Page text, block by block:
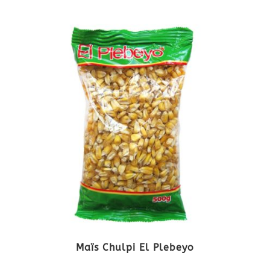
Maïs Chulpi El Plebeyo